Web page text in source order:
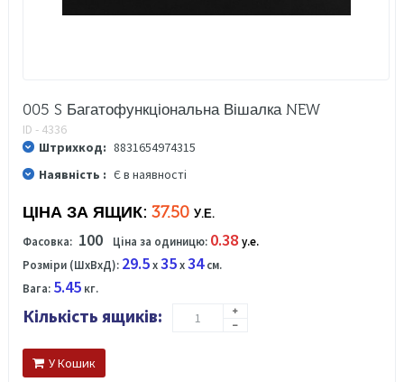
005 S Багатофункціональна Вішалка NEW
ID - 4336
Штрихкод: 8831654974315
Наявність : Є в наявності
ЦІНА ЗА ЯЩИК: 37.50 У.Е.
Фасовка: 100 Ціна за одиницю: 0.38 у.е.
Розміри (ШхВхД): 29.5x35x34см.
Вага: 5.45 кг.
Кількість ящиків:
У Кошик